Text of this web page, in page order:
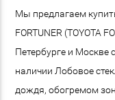
Мы предлагаем
FORTUNER (TOYOTA
Петербурге и
наличии Лобовое
дождя, обогремом